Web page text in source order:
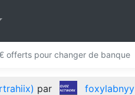
offerts pour changer de banque
par foxylabnyy